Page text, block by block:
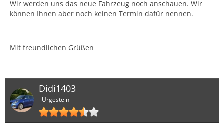
Wir werden uns das neue Fahrzeug noch anschauen. Wir
können Ihnen aber noch keinen Termin dafür nennen.
Mit freundlichen Grüßen
Didi1403
Urgestein